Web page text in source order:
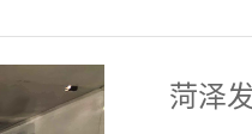
菏泽